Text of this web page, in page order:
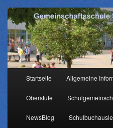
Zum
Inhalt
wechseln
Startseite Allgemeine
Oberstufe
NewsBlog